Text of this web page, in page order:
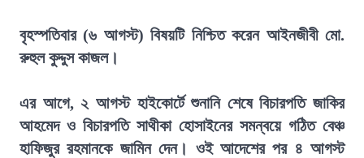
বৃহস্পতিবার (৬ আগস্ট) বিষয়টি নিশ্চিত করেন আইনজীবী মো.
রুহুল কুদ্দুস কাজল।
এর আগে, ২ আগস্ট হাইকোর্টে শুনানি শেষে বিচারপতি জাকির
আহমেদ ও বিচারপতি সাথীকা হোসাইনের সমন্বয়ে গঠিত বেঞ্চ
হাফিজুর রহমানকে জামিন দেন। ওই আদেশের পর ৪ আগস্ট